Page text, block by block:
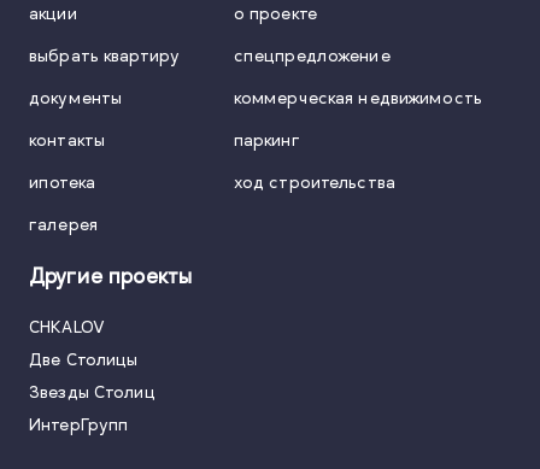
акции о проекте
выбрать квартиру спецпредложение
документы коммерческая недвижимость
контакты паркинг
ипотека ход строительства
галерея
Другие проекты
CHKALOV
Две Столицы
Звезды Столиц
ИнтерГрупп